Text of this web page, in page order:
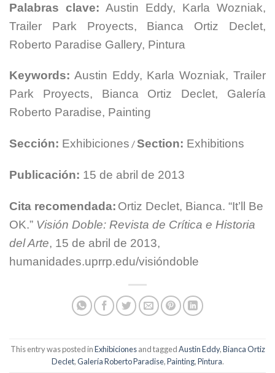
Palabras clave: Austin Eddy, Karla Wozniak,
Trailer Park Proyects, Bianca Ortiz Declet,
Roberto Paradise Gallery, Pintura
Keywords: Austin Eddy, Karla Wozniak, Trailer
Park Proyects, Bianca Ortiz Declet, Galería
Roberto Paradise, Painting
Sección: Exhibiciones /Section: Exhibitions
Publicación: 15 de abril de 2013
Cita recomendada: Ortiz Declet, Bianca. “It’ll Be
OK.” Visión Doble: Revista de Crítica e Historia
del Arte, 15 de abril de 2013,
humanidades.uprrp.edu/visióndoble
This entry was posted inExhibicionesand taggedAustin Eddy,Bianca Ortiz
Declet,Galería Roberto Paradise,Painting,Pintura.